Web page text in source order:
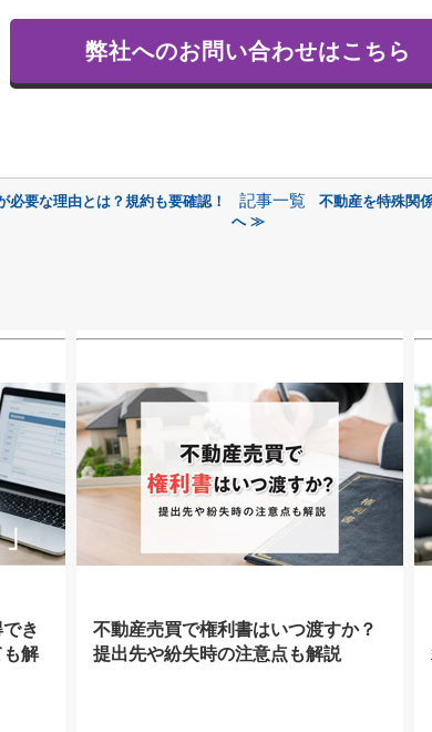
弊社へのお問い合わせはこちら
要な理由とは？規約も要確認！ 記事一覧
不動産を特殊関
へ ≫
き
解
不動産売買で権利書はいつ渡すか？
提出先や紛失時の注意点も解説